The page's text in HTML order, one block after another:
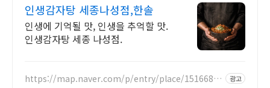
인생감자탕 세종나성점,한솔
인생에 기억될 맛, 인생을 추억할 맛.
인생감자탕 세종 나성점.
https://map.naver.com/p/entry/place/15166894
광고